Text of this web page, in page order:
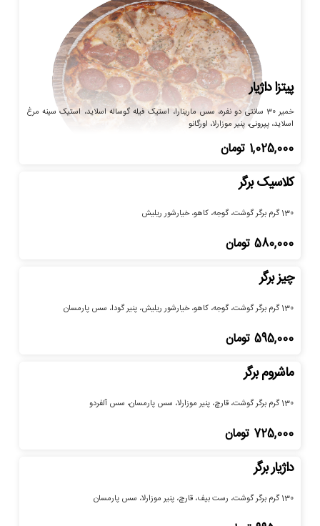
پیتزا داژیار
خمیر 30 سانتی دو نفره، سس مارینارا، استیک فیله گوساله اسلاید، استیک سینه مرغ
اسلاید، پپرونی، پنیر موزارلا، اورگانو
1,025,000 تومان
کلاسیک برگر
130 گرم برگر گوشت، گوجه، کاهو، خیارشور ریلیش
580,000 تومان
چیز برگر
130 گرم برگر گوشت، گوجه، کاهو، خیارشور ریلیش، پنیر گودا، سس پارمسان
595,000 تومان
ماشروم برگر
130 گرم برگر گوشت، قارچ، پنیر موزارلا، سس پارمسان، سس آلفردو
725,000 تومان
داژیار برگر
130 گرم برگر گوشت، رست بیف، قارچ، پنیر موزارلا، سس پارمسان